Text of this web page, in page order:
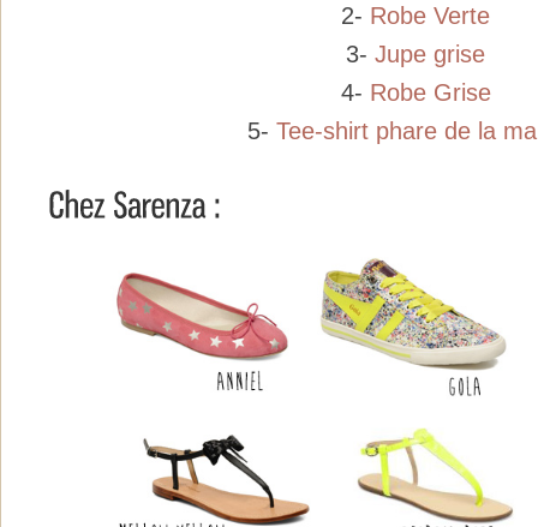
2- Robe Verte
3- Jupe grise
4- Robe Grise
5- Tee-shirt phare de la